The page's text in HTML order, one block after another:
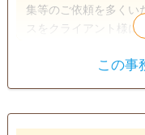
集等のご依頼を多くい
スをクライアント様
社小堺コンサルティ
相続人調査
この事